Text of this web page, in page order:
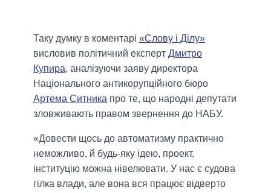
Таку думку в коментарі «Слову і Ділу»
висловив політичний експерт Дмитро
Купира, аналізуючи заяву директора
Національного антикорупційного бюро
Артема Ситника про те, що народні депутати
зловживають правом звернення до НАБУ.
«Довести щось до автоматизму практично
неможливо, й будь-яку ідею, проект,
інституцію можна нівелювати. У нас є судова
гілка влади, але вона вся працює відверто